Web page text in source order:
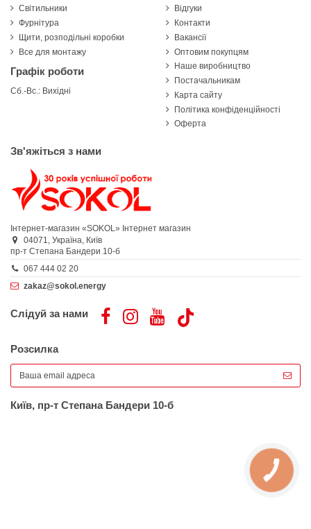
Світильники
Фурнітура
Щити, розподільні коробки
Все для монтажу
Графік роботи
Сб.-Вс.: Вихідні
Відгуки
Контакти
Вакансії
Оптовим покупцям
Наше виробництво
Постачальникам
Карта сайту
Політика конфіденційності
Оферта
Зв'яжіться з нами
Інтернет-магазин «SOKOL» Інтернет магазин
04071, Україна, Київ
пр-т Степана Бандери 10-б
067 444 02 20
zakaz@sokol.energy
Слідуй за нами
Розсилка
Київ, пр-т Степана Бандери 10-б
КНОПКА
ЗВ'ЯЗКУ